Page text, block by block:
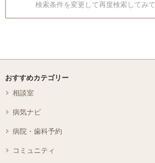
検索条件を変更して再度検索してみて
おすすめカテゴリー
相談室
病気ナビ
病院・歯科予約
コミュニティ